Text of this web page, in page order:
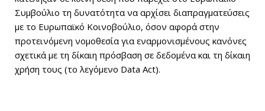
Συμβούλιο τη δυνατότητα να αρχίσει διαπραγματεύσεις
με το Ευρωπαϊκό Κοινοβούλιο, όσον αφορά στην
προτεινόμενη νομοθεσία για εναρμονισμένους κανόνες
σχετικά με τη δίκαιη πρόσβαση σε δεδομένα και τη δίκαιη
χρήση τους (το λεγόμενο Data Act).